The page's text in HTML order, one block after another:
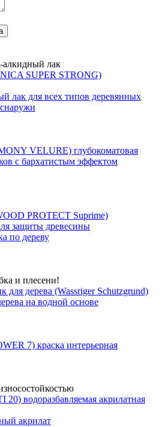
алкидный лак
SUPER STRONG)
лак для всех типов деревянных
VELURE) глубокоматовая
с бархатистым эффектом
PROTECT Suprime)
защиты древесины
по дереву
и плесени!
для дерева (Wassriger Schutzgrund)
на водной основе
7) краска интерьерная
водоразбавляемая акрилатная
акрилат